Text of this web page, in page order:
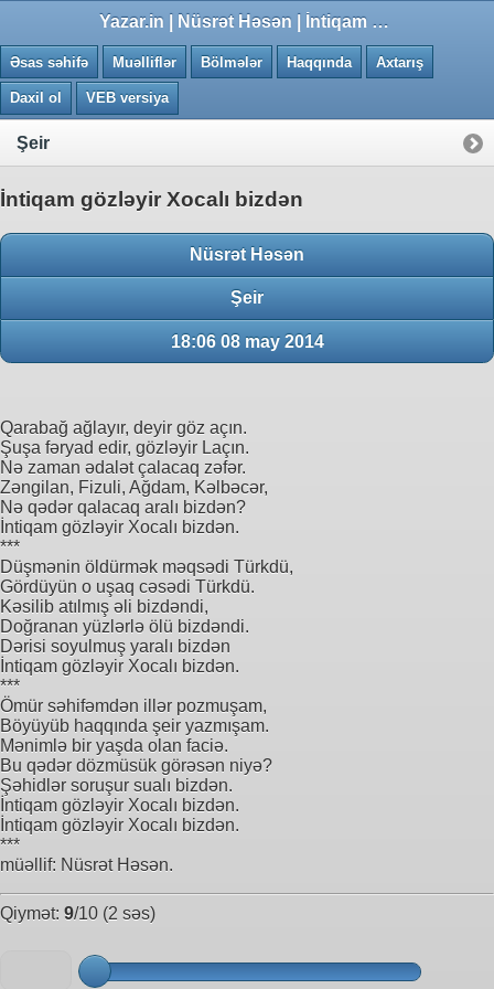
Yazar.in | Nüsrət Həsən | İntiqam gözləyir Xocalı bizdən
Əsas səhifə Muəlliflər Bölmələr Haqqında Axtarış
Daxil ol VEB versiya
Şeir
İntiqam gözləyir Xocalı bizdən
Nüsrət Həsən
Şeir
18:06 08 may 2014
Qarabağ ağlayır, deyir göz açın.
Şuşa fəryad edir, gözləyir Laçın.
Nə zaman ədalət çalacaq zəfər.
Zəngilan, Fizuli, Ağdam, Kəlbəcər,
Nə qədər qalacaq aralı bizdən?
İntiqam gözləyir Xocalı bizdən.
***
Düşmənin öldürmək məqsədi Türkdü,
Gördüyün o uşaq cəsədi Türkdü.
Kəsilib atılmış əli bizdəndi,
Doğranan yüzlərlə ölü bizdəndi.
Dərisi soyulmuş yaralı bizdən
İntiqam gözləyir Xocalı bizdən.
***
Ömür səhifəmdən illər pozmuşam,
Böyüyüb haqqında şeir yazmışam.
Mənimlə bir yaşda olan faciə.
Bu qədər dözmüsük görəsən niyə?
Şəhidlər soruşur sualı bizdən.
İntiqam gözləyir Xocalı bizdən.
İntiqam gözləyir Xocalı bizdən.
***
müəllif: Nüsrət Həsən.
Qiymət: 9/10 (2 səs)